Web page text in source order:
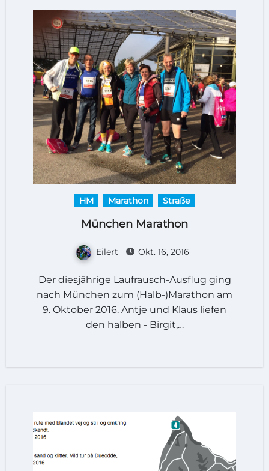
HM Marathon Straße
München Marathon
Eilert Okt. 16, 2016
Der diesjährige Laufrausch-Ausflug ging
nach München zum (Halb-)Marathon am
9. Oktober 2016. Antje und Klaus liefen
den halben - Birgit,…